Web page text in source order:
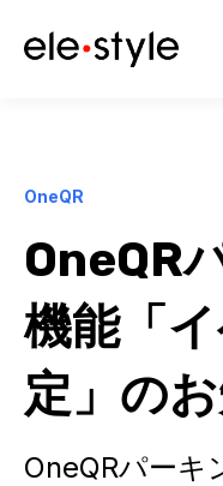
OneQR
OneQR
機能「
定」の
OneQRパーキ